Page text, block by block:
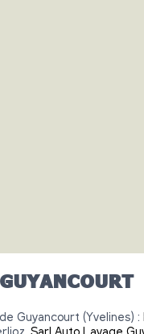
Guyancourt (Yvelines) :
Sarl Auto Lavage